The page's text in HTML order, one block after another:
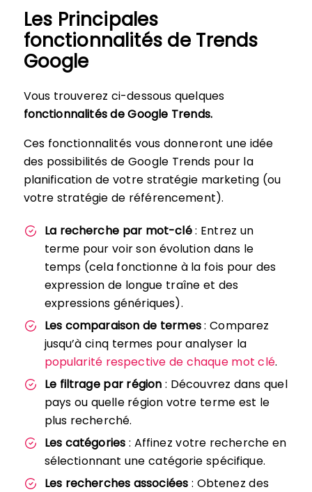
Les Principales
fonctionnalités de Trends
Google
Vous trouverez ci-dessous quelques
fonctionnalités de Google Trends.
Ces fonctionnalités vous donneront une idée
des possibilités de Google Trends pour la
planification de votre stratégie marketing (ou
votre stratégie de référencement).
La recherche par mot-clé: Entrez un
terme pour voir son évolution dans le
temps (cela fonctionne à la fois pour des
expression de longue traîne et des
expressions génériques).
Les comparaison de termes: Comparez
jusqu’à cinq termes pour analyser la
popularité respective de chaque mot clé.
Le filtrage par région : Découvrez dans quel
pays ou quelle région votre terme est le
plus recherché.
Les catégories : Affinez votre recherche en
sélectionnant une catégorie spécifique.
Les recherches associées : Obtenez des